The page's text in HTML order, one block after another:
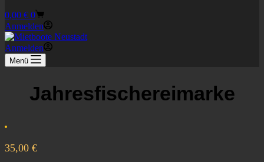
Warenkorb
0,00 € 0
Anmelden
Anmelden
Menü
Jahresfischereimarke
35,00 €